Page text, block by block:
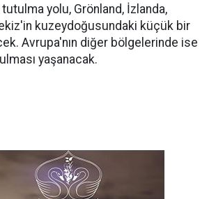
yolu, Grönland, İzlanda,
kuzeydoğusundaki küçük bir
Avrupa'nın diğer bölgelerinde ise
yaşanacak.